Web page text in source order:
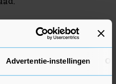
Advertentie-instellingen
zoeken nog naar
de woordvoerder
van het AD. In totaal
mensen nodig voor de